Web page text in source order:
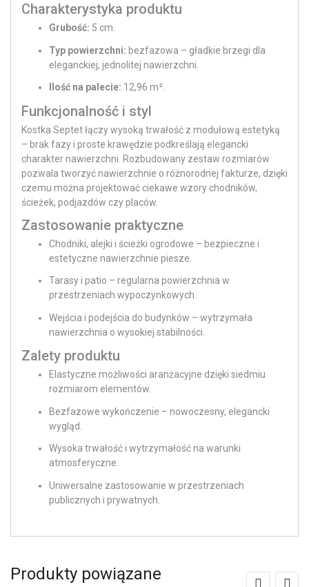
Charakterystyka produktu
Grubość: 5 cm.
Typ powierzchni: bezfazowa – gładkie brzegi dla
eleganckiej, jednolitej nawierzchni.
Ilość na palecie: 12,96 m².
Funkcjonalność i styl
Kostka Septet łączy wysoką trwałość z modułową estetyką
– brak fazy i proste krawędzie podkreślają elegancki
charakter nawierzchni. Rozbudowany zestaw rozmiarów
pozwala tworzyć nawierzchnie o różnorodnej fakturze, dzięki
czemu można projektować ciekawe wzory chodników,
ścieżek, podjazdów czy placów.
Zastosowanie praktyczne
Chodniki, alejki i ścieżki ogrodowe – bezpieczne i
estetyczne nawierzchnie piesze.
Tarasy i patio – regularna powierzchnia w
przestrzeniach wypoczynkowych.
Wejścia i podejścia do budynków – wytrzymała
nawierzchnia o wysokiej stabilności.
Zalety produktu
Elastyczne możliwości aranżacyjne dzięki siedmiu
rozmiarom elementów.
Bezfazowe wykończenie – nowoczesny, elegancki
wygląd.
Wysoka trwałość i wytrzymałość na warunki
atmosferyczne.
Uniwersalne zastosowanie w przestrzeniach
publicznych i prywatnych.
Produkty powiązane